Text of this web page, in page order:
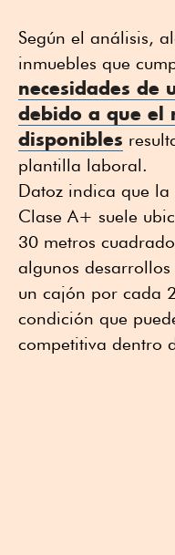
Según el análisis,
inmuebles que
necesidades de
debido a que el
disponibles
plantilla laboral.
Datoz indica que
Clase A+ suele
30 metros
algunos
un cajón por cada
condición que
competitiva dentro